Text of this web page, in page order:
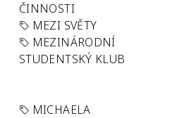
ČINNOSTI
MEZI SVĚTY
MEZINÁRODNÍ
STUDENTSKÝ KLUB
MICHAELA